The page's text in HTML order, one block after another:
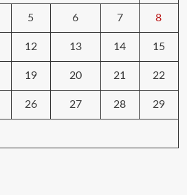
5 6 7 8
12 13 14 15
19 20 21 22
26 27 28 29